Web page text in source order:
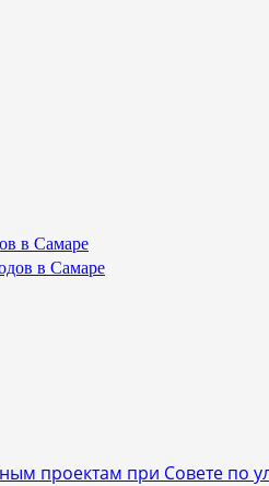
в Самаре
в Самаре
проектам при Совете по